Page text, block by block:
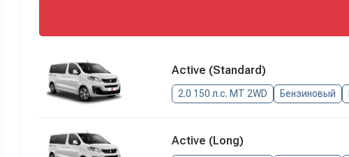
Active (Standard)
2.0 150 л.с. МТ 2WD Бензиновый
Active (Long)